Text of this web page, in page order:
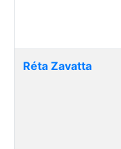
Réta Zavatta